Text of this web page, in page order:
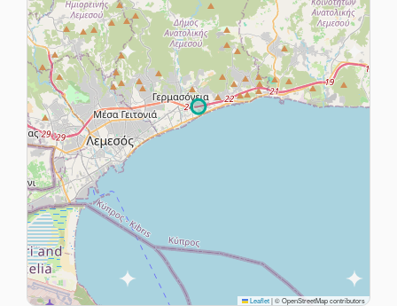
Leaflet|© OpenStreetMap contributors